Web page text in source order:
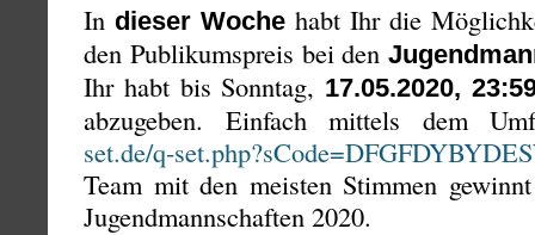
In dieser Woche habt Ihr die
den Publikumspreis bei den
Ihr habt bis Sonntag, 17.05.2020,
abzugeben. Einfach mittels dem
set.de/q-
Team mit den meisten Stimmen
Jugendmannschaften 2020.